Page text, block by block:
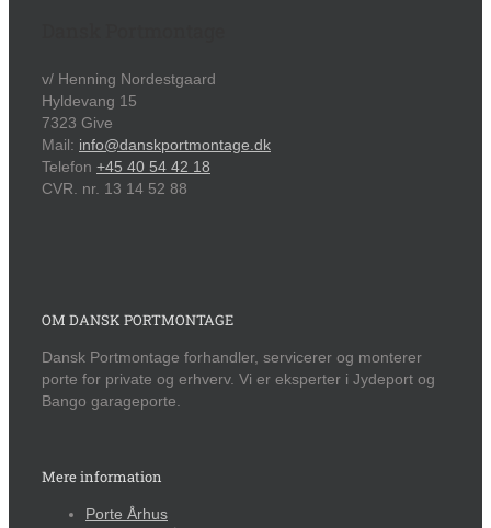
v/ Henning Nordestgaard
Hyldevang 15
7323 Give
Mail: info@danskportmontage.dk
Telefon +45 40 54 42 18
CVR. nr. 13 14 52 88
OM DANSK PORTMONTAGE
Dansk Portmontage forhandler, servicerer og monterer
porte for private og erhverv. Vi er eksperter i Jydeport og
Bango garageporte.
Mere information
Porte Århus